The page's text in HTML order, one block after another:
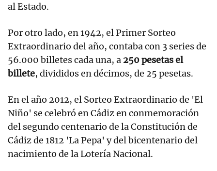
al Estado.
Por otro lado, en 1942, el Primer Sorteo
Extraordinario del año, contaba con 3 series de
56.000 billetes cada una, a 250 pesetas el
billete, divididos en décimos, de 25 pesetas.
En el año 2012, el Sorteo Extraordinario de 'El
Niño' se celebró en Cádiz en conmemoración
del segundo centenario de la Constitución de
Cádiz de 1812 'La Pepa' y del bicentenario del
nacimiento de la Lotería Nacional.